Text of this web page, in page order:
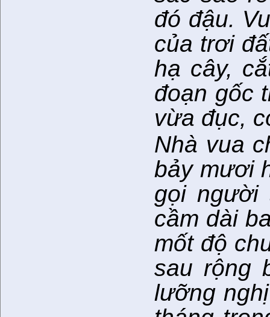
đó đậu.
của trơi
hạ cây,
đoạn gốc
vừa đục,
Nhà vua
bảy mươi
gọi người
cầm dài
mốt độ
sau rộng
lưỡng